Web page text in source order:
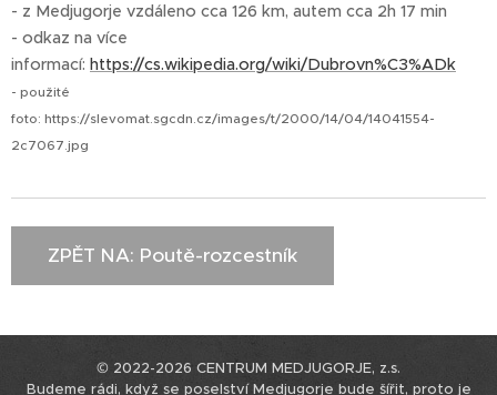
- z Medjugorje vzdáleno cca 126 km, autem cca 2h 17 min
- odkaz na více
informací: https://cs.wikipedia.org/wiki/Dubrovn%C3%ADk
- použité
foto: https://slevomat.sgcdn.cz/images/t/2000/14/04/14041554-
2c7067.jpg
ZPĚT NA: Poutě-rozcestník
© 2022-2026 CENTRUM MEDJUGORJE, z.s.
Budeme rádi, když se poselství Medjugorje bude šířit, proto je